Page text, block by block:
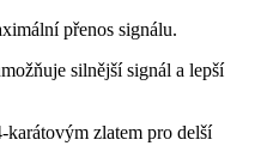
přenos signálu.
silnější signál a lepší
zlatem pro delší